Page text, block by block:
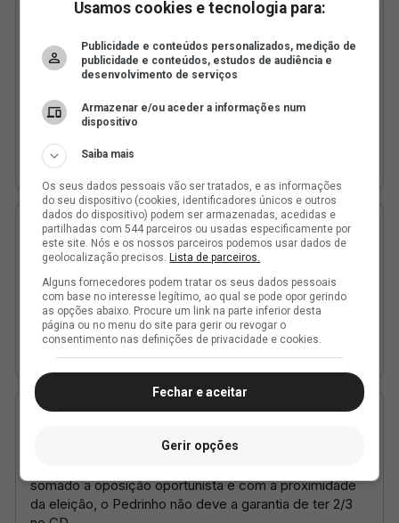
Usamos cookies e tecnologia para:
Publicidade e conteúdos personalizados, medição de
publicidade e conteúdos, estudos de audiência e
desenvolvimento de serviços
Armazenar e/ou aceder a informações num
dispositivo
Saiba mais
Os seus dados pessoais vão ser tratados, e as informações
do seu dispositivo (cookies, identificadores únicos e outros
dados do dispositivo) podem ser armazenadas, acedidas e
partilhadas com 544 parceiros ou usadas especificamente por
este site. Nós e os nossos parceiros podemos usar dados de
geolocalização precisos.Lista de parceiros.
Alguns fornecedores podem tratar os seus dados pessoais
com base no interesse legítimo, ao qual se pode opor gerindo
as opções abaixo. Procure um link na parte inferior desta
página ou no menu do site para gerir ou revogar o
consentimento nas definições de privacidade e cookies.
Fechar e aceitar
Gerir opções